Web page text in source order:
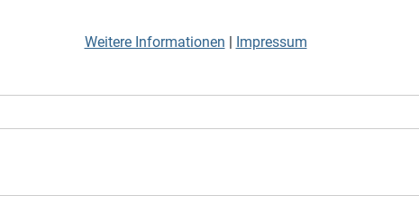
Weitere Informationen | Impressum